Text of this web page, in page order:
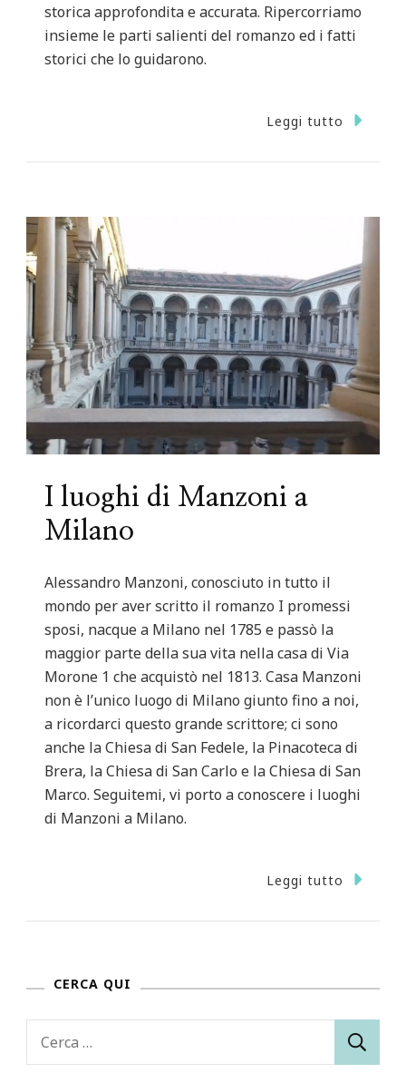
storica approfondita e accurata. Ripercorriamo
insieme le parti salienti del romanzo ed i fatti
storici che lo guidarono.
Leggi tutto
I luoghi di Manzoni a
Milano
Alessandro Manzoni, conosciuto in tutto il
mondo per aver scritto il romanzo I promessi
sposi, nacque a Milano nel 1785 e passò la
maggior parte della sua vita nella casa di Via
Morone 1 che acquistò nel 1813. Casa Manzoni
non è l’unico luogo di Milano giunto fino a noi,
a ricordarci questo grande scrittore; ci sono
anche la Chiesa di San Fedele, la Pinacoteca di
Brera, la Chiesa di San Carlo e la Chiesa di San
Marco. Seguitemi, vi porto a conoscere i luoghi
di Manzoni a Milano.
Leggi tutto
CERCA QUI